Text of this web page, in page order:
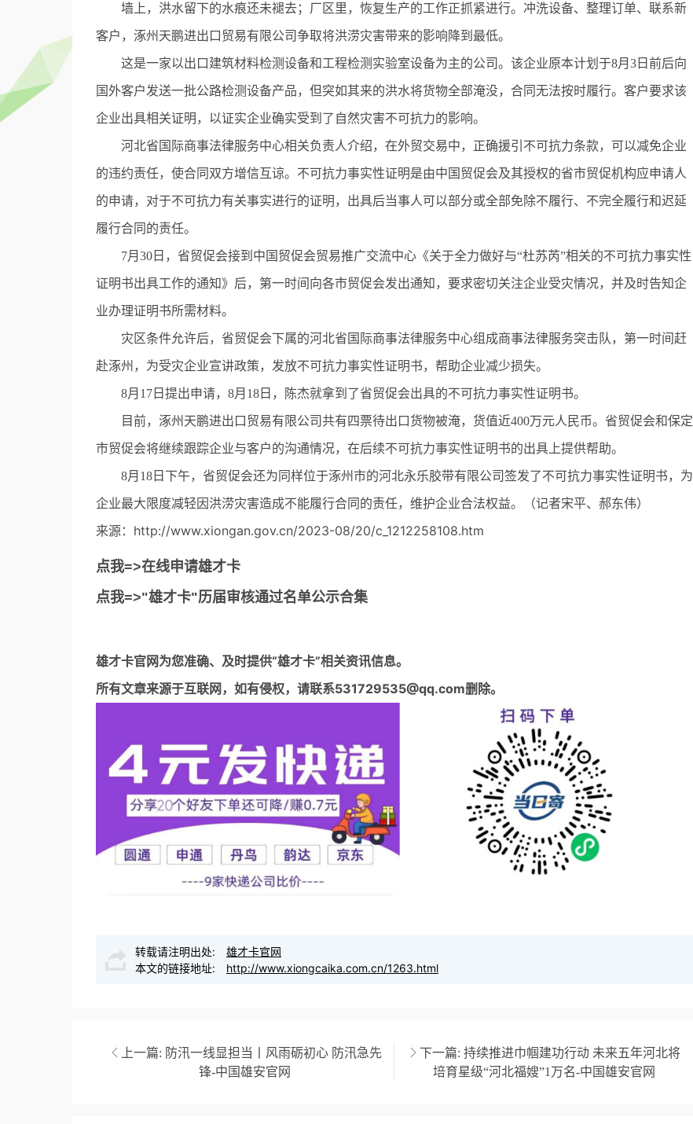
墙上，洪水留下的水痕还未褪去；厂区里，恢复生产的工作正抓紧进行。冲洗设备、整理订单、联系新
客户，涿州天鹏进出口贸易有限公司争取将洪涝灾害带来的影响降到最低。
这是一家以出口建筑材料检测设备和工程检测实验室设备为主的公司。该企业原本计划于8月3日前后向
国外客户发送一批公路检测设备产品，但突如其来的洪水将货物全部淹没，合同无法按时履行。客户要求该
企业出具相关证明，以证实企业确实受到了自然灾害不可抗力的影响。
河北省国际商事法律服务中心相关负责人介绍，在外贸交易中，正确援引不可抗力条款，可以减免企业
的违约责任，使合同双方增信互谅。不可抗力事实性证明是由中国贸促会及其授权的省市贸促机构应申请人
的申请，对于不可抗力有关事实进行的证明，出具后当事人可以部分或全部免除不履行、不完全履行和迟延
履行合同的责任。
7月30日，省贸促会接到中国贸促会贸易推广交流中心《关于全力做好与“杜苏芮”相关的不可抗力事实性
证明书出具工作的通知》后，第一时间向各市贸促会发出通知，要求密切关注企业受灾情况，并及时告知企
业办理证明书所需材料。
灾区条件允许后，省贸促会下属的河北省国际商事法律服务中心组成商事法律服务突击队，第一时间赶
赴涿州，为受灾企业宣讲政策，发放不可抗力事实性证明书，帮助企业减少损失。
8月17日提出申请，8月18日，陈杰就拿到了省贸促会出具的不可抗力事实性证明书。
目前，涿州天鹏进出口贸易有限公司共有四票待出口货物被淹，货值近400万元人民币。省贸促会和保定
市贸促会将继续跟踪企业与客户的沟通情况，在后续不可抗力事实性证明书的出具上提供帮助。
8月18日下午，省贸促会还为同样位于涿州市的河北永乐胶带有限公司签发了不可抗力事实性证明书，为
企业最大限度减轻因洪涝灾害造成不能履行合同的责任，维护企业合法权益。（记者宋平、郝东伟）
来源：http://www.xiongan.gov.cn/2023-08/20/c_1212258108.htm
点我=>在线申请雄才卡
点我=>"雄才卡"历届审核通过名单公示合集
雄才卡官网为您准确、及时提供“雄才卡”相关资讯信息。
所有文章来源于互联网，如有侵权，请联系531729535@qq.com删除。
转载请注明出处:
雄才卡官网
本文的链接地址:
http://www.xiongcaika.com.cn/1263.html
上一篇: 防汛一线显担当丨风雨砺初心 防汛急先
锋-中国雄安官网
下一篇: 持续推进巾帼建功行动 ​未来五年河北将
培育星级“河北福嫂”1万名-中国雄安官网